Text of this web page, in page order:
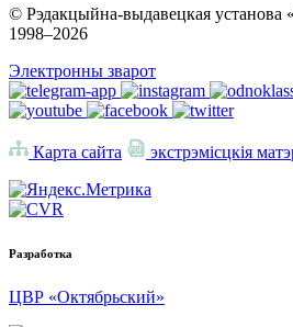
© Рэдакцыйна-выдавецкая установа
1998–2026
Электронны зварот
Карта сайта экстрэмісцкія
Разработка
ЦВР «Октябрьский»